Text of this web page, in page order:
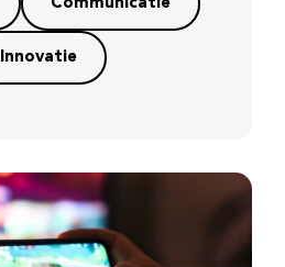
Communicatie
Innovatie